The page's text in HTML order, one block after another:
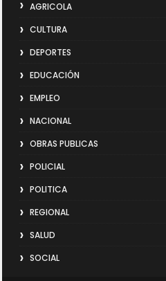
AGRICOLA
CULTURA
DEPORTES
EDUCACIÓN
EMPLEO
NACIONAL
OBRAS PUBLICAS
POLICIAL
POLITICA
REGIONAL
SALUD
SOCIAL